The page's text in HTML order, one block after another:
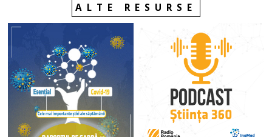
ALTE RESURSE